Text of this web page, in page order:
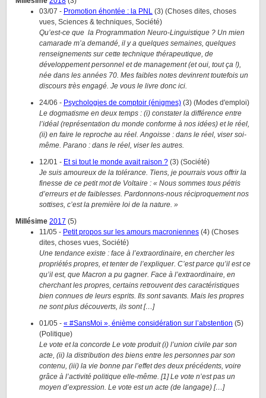
03/07 - Promotion éhontée : la PNL (3) (Choses dites, choses
vues, Sciences & techniques, Société)
Qu’est-ce que la Programmation Neuro-Linguistique ? Un mien
camarade m’a demandé, il y a quelques semaines, quelques
renseignements sur cette technique thérapeutique, de
développement personnel et de management (et oui, tout ça !),
née dans les années 70. Mes faibles notes devinrent toutefois un
discours très engagé. Je vous le livre donc ici.
24/06 - Psychologies de comptoir (énigmes) (3) (Modes d'emploi)
Le dogmatisme en deux temps : (i) constater la différence entre
l’idéal (représentation du monde conforme à nos idées) et le réel,
(ii) en faire le reproche au réel. Angoisse : dans le réel, viser soi-
même. Parano : dans le réel, viser les autres.
12/01 - Et si tout le monde avait raison ? (3) (Société)
Je suis amoureux de la tolérance. Tiens, je pourrais vous offrir la
finesse de ce petit mot de Voltaire : « Nous sommes tous pétris
d’erreurs et de faiblesses. Pardonnons-nous réciproquement nos
sottises, c’est la première loi de la nature. »
Millésime 2017 (5)
11/05 - Petit propos sur les amours macroniennes (4) (Choses
dites, choses vues, Société)
Une tendance existe : face à l’extraordinaire, en chercher les
propriétés propres, et tenter de l’expliquer. C’est parce qu’il est ce
qu’il est, que Macron a pu gagner. Face à l’extraordinaire, en
cherchant les propres, certains retrouvent des caractéristiques
bien connues de leurs esprits. Ils sont savants. Mais les propres
ne sont plus découverts, ils sont […]
01/05 - « #SansMoi », énième considération sur l’abstention (5)
(Politique)
Le vote et la concorde Le vote produit (i) l’union civile par son
acte, (ii) la distribution des biens entre les personnes par son
contenu, (iii) la vie bonne par l’effet des deux précédents, voire
grâce à l’activité politique elle-même. [1] Le vote n’est pas un
moyen d’expression. Le vote est un acte (de langage) […]